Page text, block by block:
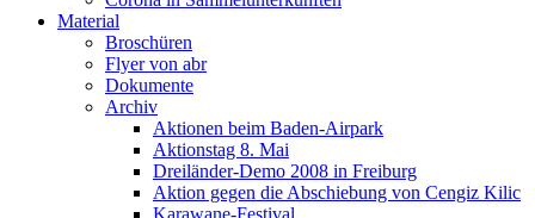
Material
Broschüren
Flyer von abr
Dokumente
Archiv
Aktionen beim Baden-Airpark
Aktionstag 8. Mai
Dreiländer-Demo 2008 in Freiburg
Aktion gegen die Abschiebung von Cengiz Kilic